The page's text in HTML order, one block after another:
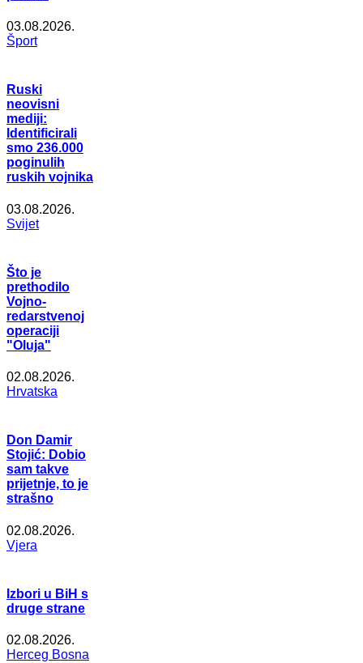
03.08.2026.
Šport
Ruski
neovisni
mediji:
Identificirali
smo 236.000
poginulih
ruskih vojnika
03.08.2026.
Svijet
Što je
prethodilo
Vojno-
redarstvenoj
operaciji
"Oluja"
02.08.2026.
Hrvatska
Don Damir
Stojić: Dobio
sam takve
prijetnje, to je
strašno
02.08.2026.
Vjera
Izbori u BiH s
druge strane
02.08.2026.
Herceg Bosna